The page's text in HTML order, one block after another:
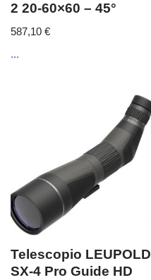
2 20-60×60 – 45°
587,10 €
...
Telescopio LEUPOLD
SX-4 Pro Guide HD